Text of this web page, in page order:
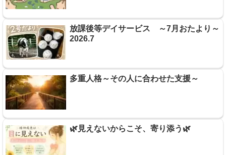
放課後等デイサービス ～7月おたより～
2026.7
多重人格～その人に合わせた支援～
🌿見えないからこそ、寄り添う🌿